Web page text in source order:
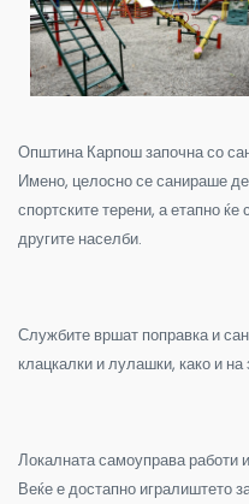
Општина Карпош започна со
Имено, целосно се санираше
спортските терени, а етапно
другите населби.
Службите вршат поправка и
клацкалки и лулашки, како и на
Локалната самоуправа работи
Веќе е достапно игралиштето